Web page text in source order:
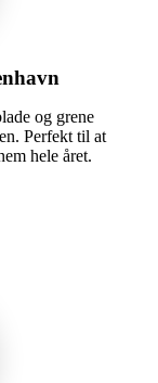
og grene
Perfekt til at
hele året.